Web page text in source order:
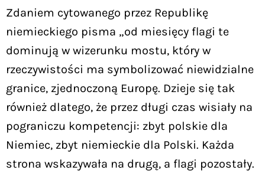
Zdaniem cytowanego przez Republikę
niemieckiego pisma „od miesięcy flagi te
dominują w wizerunku mostu, który w
rzeczywistości ma symbolizować niewidzialne
granice, zjednoczoną Europę. Dzieje się tak
również dlatego, że przez długi czas wisiały na
pograniczu kompetencji: zbyt polskie dla
Niemiec, zbyt niemieckie dla Polski. Każda
strona wskazywała na drugą, a flagi pozostały.